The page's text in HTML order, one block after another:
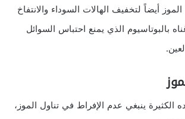
أيضاً لتخفيف الهالات السوداء والانتفاخ
بالبوتاسيوم الذي يمنع احتباس السوائل
الكثيرة ينبغي عدم الإفراط في تناول الموز،